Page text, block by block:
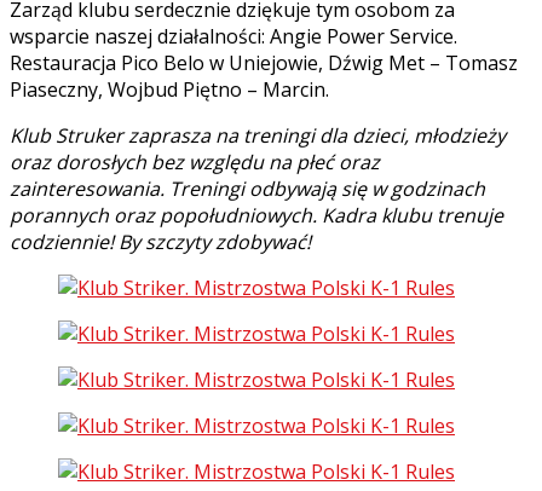
Zarząd klubu serdecznie dziękuje tym osobom za
wsparcie naszej działalności: Angie Power Service.
Restauracja Pico Belo w Uniejowie, Dźwig Met – Tomasz
Piaseczny, Wojbud Piętno – Marcin.
Klub Struker zaprasza na treningi dla dzieci, młodzieży
oraz dorosłych bez względu na płeć oraz
zainteresowania. Treningi odbywają się w godzinach
porannych oraz popołudniowych. Kadra klubu trenuje
codziennie! By szczyty zdobywać!